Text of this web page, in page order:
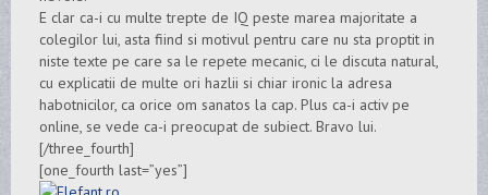
E clar ca-i cu multe trepte de IQ peste marea majoritate a
colegilor lui, asta fiind si motivul pentru care nu sta proptit in
niste texte pe care sa le repete mecanic, ci le discuta natural,
cu explicatii de multe ori hazlii si chiar ironic la adresa
habotnicilor, ca orice om sanatos la cap. Plus ca-i activ pe
online, se vede ca-i preocupat de subiect. Bravo lui.
[/three_fourth]
[one_fourth last=”yes”]